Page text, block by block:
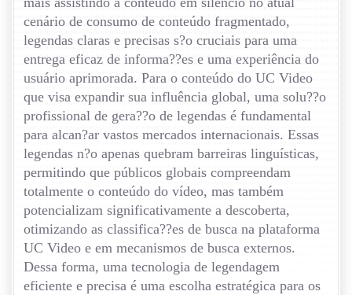
cenário de consumo de conteúdo fragmentado,
legendas claras e precisas s?o cruciais para uma
entrega eficaz de informa??es e uma experiência do
usuário aprimorada. Para o conteúdo do UC Video
que visa expandir sua influência global, uma solu??o
profissional de gera??o de legendas é fundamental
para alcan?ar vastos mercados internacionais. Essas
legendas n?o apenas quebram barreiras linguísticas,
permitindo que públicos globais compreendam
totalmente o conteúdo do vídeo, mas também
potencializam significativamente a descoberta,
otimizando as classifica??es de busca na plataforma
UC Video e em mecanismos de busca externos.
Dessa forma, uma tecnologia de legendagem
eficiente e precisa é uma escolha estratégica para os